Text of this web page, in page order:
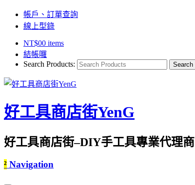
帳戶、訂單查詢
線上型錄
NT$00 items
結帳囉
Search Products:
好工具商店街YenG
好工具商店街–DIY手工具專業代理商
² Navigation